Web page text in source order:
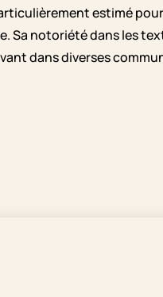
estimé
Sa notoriété dans les
dans diverses